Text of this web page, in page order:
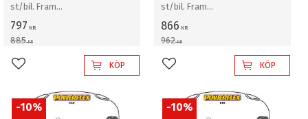
st/bil. Fram
krängningshämmare bussning
20mm
797 KR
885KR
Lägg till i favoriterKÖP
st/bil. Fram
krängningshämmare bussning
20mm
866 KR
962KR
Lägg till i favoriterKÖP
10% 10%